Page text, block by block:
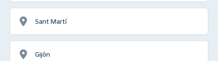
Sant Martí
Gijón